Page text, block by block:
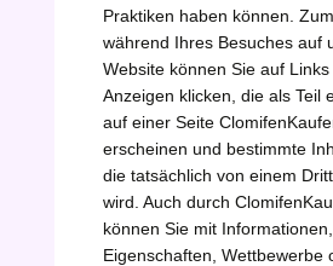
Praktiken haben können.
während Ihres Besuches auf
Website können Sie auf
Anzeigen klicken, die als Teil
auf einer Seite
erscheinen und bestimmte
die tatsächlich von einem
wird. Auch durch
können Sie mit
Eigenschaften, Wettbewerbe